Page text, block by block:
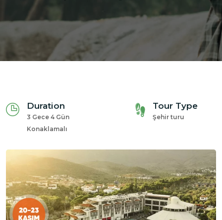
Duration
3 Gece 4 Gün
Konaklamalı
Tour Type
Şehir turu